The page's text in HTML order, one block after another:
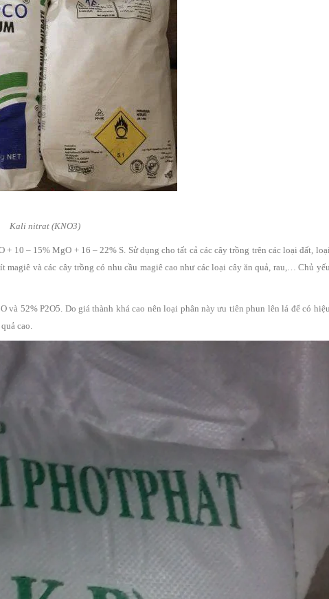
Kali nitrat (KNO3)
10 – 15% MgO + 16 – 22% S. Sử dụng cho tất cả các cây trồng trên các loại đất, loại
magiê và các cây trồng có nhu cầu magiê cao như các loại cây ăn quả, rau,… Chủ yếu
và 52% P2O5. Do giá thành khá cao nên loại phân này ưu tiên phun lên lá để có hiệu
cao.